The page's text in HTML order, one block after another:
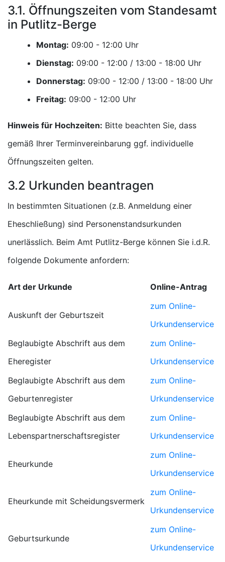
3.1. Öffnungszeiten vom Standesamt
in Putlitz-Berge
Montag:
Uhr
Dienstag:
Uhr
Donnerstag:
Uhr
Freitag:
Uhr
Hinweis für Hochzeiten: Bitte beachten Sie, dass
gemäß Ihrer Terminvereinbarung ggf. individuelle
Öffnungszeiten gelten.
3.2 Urkunden beantragen
In bestimmten Situationen (z.B. Anmeldung einer
Eheschließung) sind Personenstandsurkunden
unerlässlich. Beim Amt Putlitz-Berge können Sie i.d.R.
folgende Dokumente anfordern:
Art der Urkunde Online-Antrag
Auskunft der Geburtszeit
zum Online-
Urkundenservice
Beglaubigte Abschrift aus dem
Eheregister
zum Online-
Urkundenservice
Beglaubigte Abschrift aus dem
Geburtenregister
zum Online-
Urkundenservice
Beglaubigte Abschrift aus dem
Lebenspartnerschaftsregister
zum Online-
Urkundenservice
Eheurkunde
zum Online-
Urkundenservice
Eheurkunde mit Scheidungsvermerk
zum Online-
Urkundenservice
Geburtsurkunde
zum Online-
Urkundenservice